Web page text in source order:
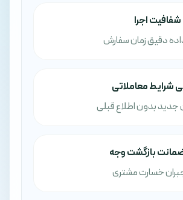
اجرا
دقیق زمان سفارش
شرایط معاملاتی
جدید بدون اطلاع قبلی
ضمانت بازگشت وجه
خسارت مشتری